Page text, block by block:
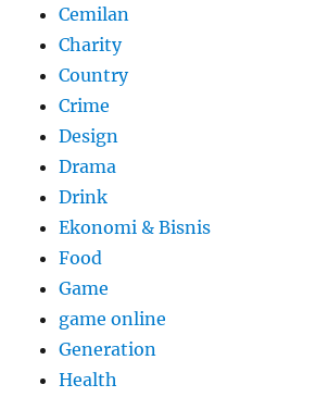
Cemilan
Charity
Country
Crime
Design
Drama
Drink
Ekonomi & Bisnis
Food
Game
game online
Generation
Health